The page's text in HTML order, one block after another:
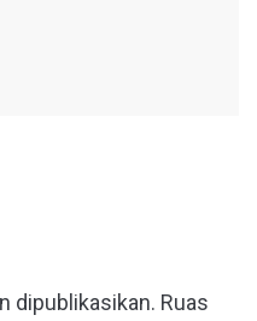
dipublikasikan. Ruas